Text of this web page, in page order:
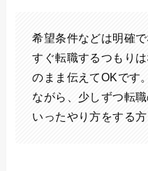
希望条件などは明確
すぐ転職するつもり
のまま伝えてOKです
ながら、少しずつ転
いったやり方をする方